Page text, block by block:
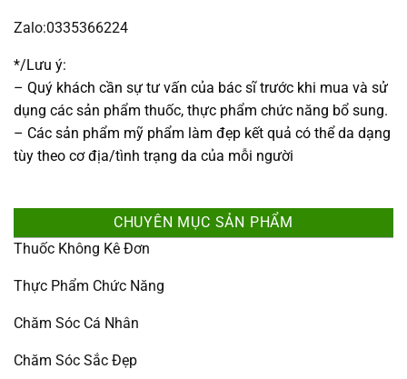
Zalo:0335366224
*/Lưu ý:
– Quý khách cần sự tư vấn của bác sĩ trước khi mua và sử
dụng các sản phẩm thuốc, thực phẩm chức năng bổ sung.
– Các sản phẩm mỹ phẩm làm đẹp kết quả có thể da dạng
tùy theo cơ địa/tình trạng da của mỗi người
CHUYÊN MỤC SẢN PHẨM
Thuốc Không Kê Đơn
Thực Phẩm Chức Năng
Chăm Sóc Cá Nhân
Chăm Sóc Sắc Đẹp